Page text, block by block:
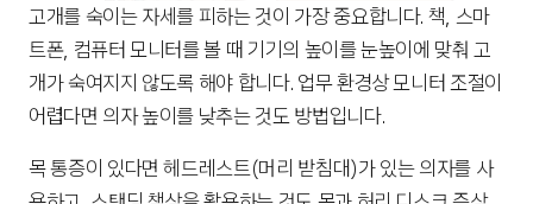
고개를 숙이는 자세를 피하는 것이 가장 중요합니다. 책, 스마
트폰, 컴퓨터 모니터를 볼 때 기기의 높이를 눈높이에 맞춰 고
개가 숙여지지 않도록 해야 합니다. 업무 환경상 모니터 조절이
어렵다면 의자 높이를 낮추는 것도 방법입니다.
목 통증이 있다면 헤드레스트(머리 받침대)가 있는 의자를 사